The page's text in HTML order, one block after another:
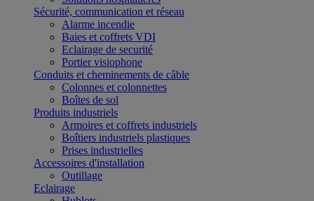
Sécurité, communication et réseau
Alarme incendie
Baies et coffrets VDI
Eclairage de securité
Portier visiophone
Conduits et cheminements de câble
Colonnes et colonnettes
Boîtes de sol
Produits industriels
Armoires et coffrets industriels
Boîtiers industriels plastiques
Prises industrielles
Accessoires d'installation
Outillage
Eclairage